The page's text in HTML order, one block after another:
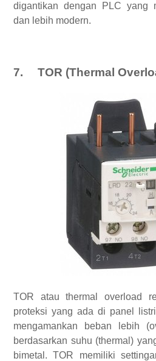
digantikan dengan PLC yang
dan lebih modern.
7. TOR (Thermal
TOR atau thermal overload
proteksi yang ada di panel
mengamankan beban lebih
berdasarkan suhu (thermal)
bimetal. TOR memiliki